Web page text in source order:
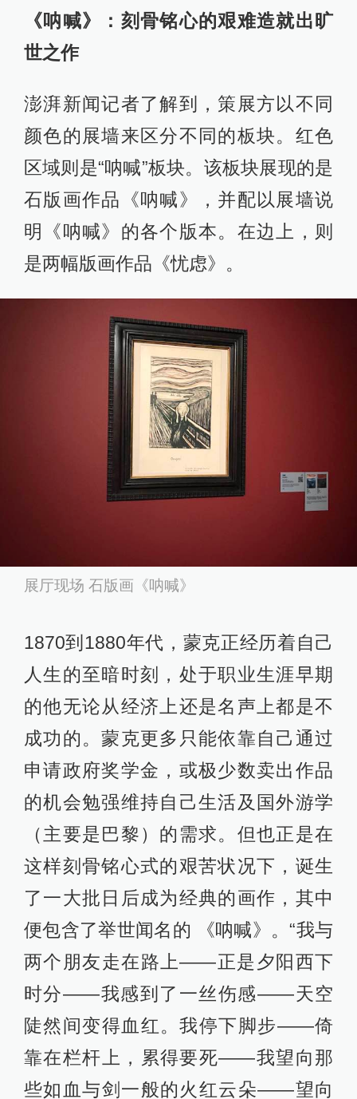
《呐喊》：刻骨铭心的艰难造就出旷
世之作
澎湃新闻记者了解到，策展方以不同
颜色的展墙来区分不同的板块。红色
区域则是“呐喊”板块。该板块展现的是
石版画作品《呐喊》，并配以展墙说
明《呐喊》的各个版本。在边上，则
是两幅版画作品《忧虑》。
展厅现场 石版画《呐喊》
1870到1880年代，蒙克正经历着自己
人生的至暗时刻，处于职业生涯早期
的他无论从经济上还是名声上都是不
成功的。蒙克更多只能依靠自己通过
申请政府奖学金，或极少数卖出作品
的机会勉强维持自己生活及国外游学
（主要是巴黎）的需求。但也正是在
这样刻骨铭心式的艰苦状况下，诞生
了一大批日后成为经典的画作，其中
便包含了举世闻名的 《呐喊》。“我与
两个朋友走在路上——正是夕阳西下
时分——我感到了一丝伤感——天空
陡然间变得血红。我停下脚步——倚
靠在栏杆上，累得要死——我望向那
些如血与剑一般的火红云朵——望向